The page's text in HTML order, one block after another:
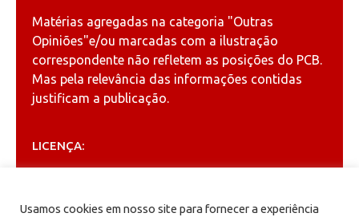
Matérias agregadas na categoria "Outras
Opiniões"e/ou marcadas com a ilustração
correspondente não refletem as posições do PCB.
Mas pela relevância das informações contidas
justificam a publicação.
LICENÇA:
Creative Commons
Usamos cookies em nosso site para fornecer a experiência